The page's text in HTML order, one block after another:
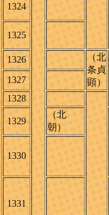
1324
1325
1326
（北
条貞
顕）
1327
1328
1329
（北
朝）
1330
1331